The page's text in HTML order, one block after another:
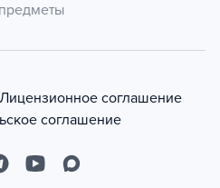
Лицензионное соглашение
соглашение